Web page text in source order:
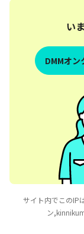
い
DMMオ
サイト内でこのIP
ン